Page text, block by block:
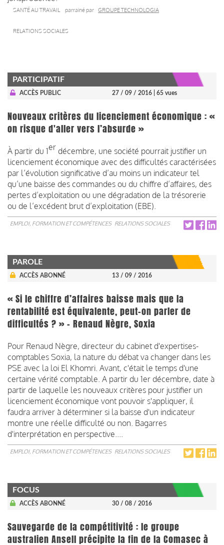
SANTÉ AU TRAVAIL parrainé par GROUPE TECHNOLOGIA
RELATIONS SOCIALES
PARTICIPATIF
ACCÈS PUBLIC 27 / 09 / 2016 | 65 vues
Nouveaux critères du licenciement économique : «
on risque d'aller vers l’absurde »
À partir du 1er décembre, une société pourrait justifier un
licenciement économique avec des difficultés caractérisées
par l’évolution significative d’au moins un indicateur tel
qu’une baisse des commandes ou du chiffre d’affaires, des
pertes d’exploitation ou une dégradation de la trésorerie
ou de l’excédent brut d’exploitation (EBE).
EMPLOI, FORMATION ET COMPÉTENCES RELATIONS SOCIALES
PAROLE
ACCÈS ABONNÉ 13 / 09 / 2016
« Si le chiffre d’affaires baisse mais que la
rentabilité est équivalente, peut-on parler de
difficultés ? » - Renaud Nègre, Soxia
Pour Renaud Nègre, directeur du cabinet d'expertises-
comptables Soxia, la nature du débat va changer dans les
PSE avec la loi El Khomri. Avant, c'était le temps d'une
certaine vérité comptable. A partir du 1er décembre, date à
partir de laquelle les nouveaux critères pour justifier un
licenciement économique vont pouvoir s'appliquer, il
faudra arriver à déterminer si la baisse d'un indicateur
montre une réelle difficulté ou non. Bagarres
d'interprétation en perspective....
EMPLOI, FORMATION ET COMPÉTENCES RELATIONS SOCIALES
FOCUS
ACCÈS ABONNÉ 30 / 08 / 2016
Sauvegarde de la compétitivité : le groupe
australien Ansell précipite la fin de la Comasec à